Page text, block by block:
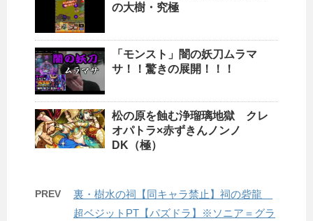
の大樹・究極
「モンスト」闇の妖刀ムラマ
サ！！驚きの展開！！！
松の原を蝕む浄瑠璃地獄 クレ
オパトラ×赤ずきんノンノ
DK（極）
PREV
裏・樹水の祠【同キャラ禁止】祠の砦龍
超ベジットPT【パズドラ】※ソニア＝グラ